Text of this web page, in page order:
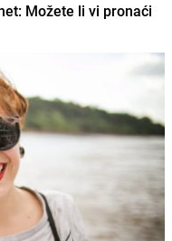
Možete li vi pronaći